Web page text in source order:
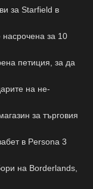
за Starfield в
насрочена за 10
петиция, за да
на не-
за търговия
в Persona 3
на Borderlands,